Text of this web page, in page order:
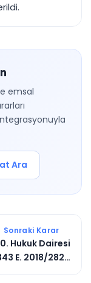
emsal
Ara
Sonraki Karar
Hukuk Dairesi
E. 2018/2824